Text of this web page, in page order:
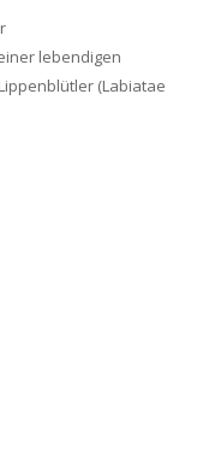
lebendigen
(Labiatae